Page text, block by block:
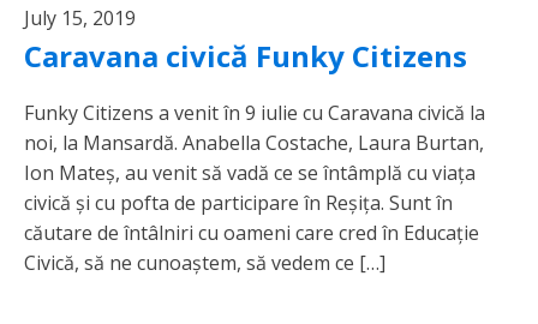
July 15, 2019
Caravana civică Funky Citizens
Funky Citizens a venit în 9 iulie cu Caravana civică la
noi, la Mansardă. Anabella Costache, Laura Burtan,
Ion Mateș, au venit să vadă ce se întâmplă cu viața
civică și cu pofta de participare în Reșița. Sunt în
căutare de întâlniri cu oameni care cred în Educație
Civică, să ne cunoaștem, să vedem ce […]